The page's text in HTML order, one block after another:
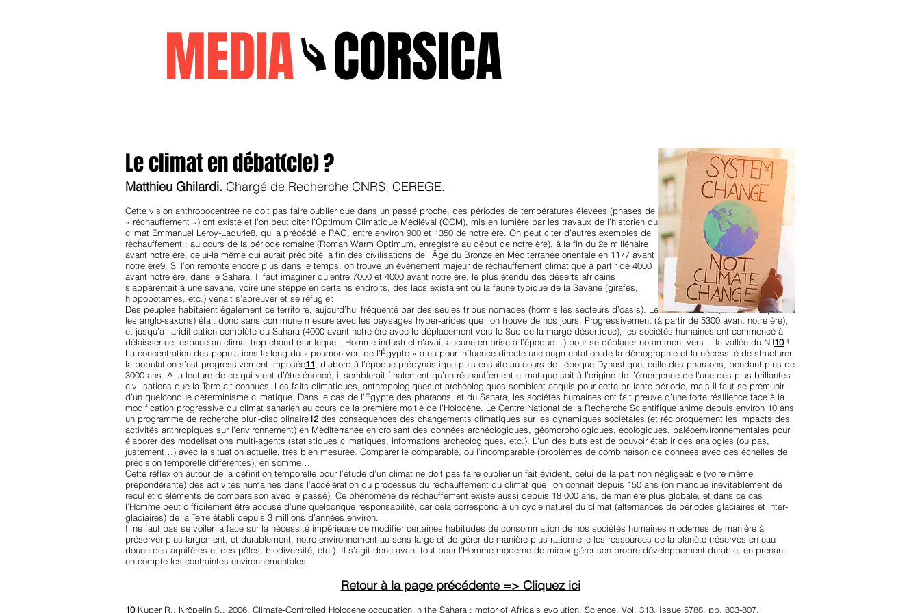
MEDIACORSICA
Le climat en débat(cle) ?
Matthieu Ghilardi. Chargé de Recherche CNRS, CEREGE.
Cette vision anthropocentrée ne doit pas faire oublier que dans un passé proche, des périodes de températures élevées (phases de
« réchauffement ») ont existé et l’on peut citer l’Optimum Climatique Médiéval (OCM), mis en lumière par les travaux de l’historien du
climat Emmanuel Leroy-Ladurie8, qui a précédé le PAG, entre environ 900 et 1350 de notre ère. On peut citer d’autres exemples de
réchauffement : au cours de la période romaine (Roman Warm Optimum, enregistré au début de notre ère), à la fin du 2e millénaire
avant notre ère, celui-là même qui aurait précipité la fin des civilisations de l’Âge du Bronze en Méditerranée orientale en 1177 avant
notre ère9. Si l’on remonte encore plus dans le temps, on trouve un évènement majeur de réchauffement climatique à partir de 4000
avant notre ère, dans le Sahara. Il faut imaginer qu’entre 7000 et 4000 avant notre ère, le plus étendu des déserts africains
s’apparentait à une savane, voire une steppe en certains endroits, des lacs existaient où la faune typique de la Savane (girafes,
hippopotames, etc.) venait s’abreuver et se réfugier.
Des peuples habitaient également ce territoire, aujourd’hui fréquenté par des seules tribus nomades (hormis les secteurs d’oasis). Le Green Sahara (comme l’appellent
les anglo-saxons) était donc sans commune mesure avec les paysages hyper-arides que l’on trouve de nos jours. Progressivement (à partir de 5300 avant notre ère),
et jusqu’à l’aridification complète du Sahara (4000 avant notre ère avec le déplacement vers le Sud de la marge désertique), les sociétés humaines ont commencé à
délaisser cet espace au climat trop chaud (sur lequel l’Homme industriel n’avait aucune emprise à l’époque…) pour se déplacer notamment vers… la vallée du Nil10!
La concentration des populations le long du « poumon vert de l’Égypte » a eu pour influence directe une augmentation de la démographie et la nécessité de structurer
la population s’est progressivement imposée11, d’abord à l’époque prédynastique puis ensuite au cours de l’époque Dynastique, celle des pharaons, pendant plus de
3000 ans. A la lecture de ce qui vient d’être énoncé, il semblerait finalement qu’un réchauffement climatique soit à l’origine de l’émergence de l’une des plus brillantes
civilisations que la Terre ait connues. Les faits climatiques, anthropologiques et archéologiques semblent acquis pour cette brillante période, mais il faut se prémunir
d’un quelconque déterminisme climatique. Dans le cas de l’Egypte des pharaons, et du Sahara, les sociétés humaines ont fait preuve d’une forte résilience face à la
modification progressive du climat saharien au cours de la première moitié de l’Holocène. Le Centre National de la Recherche Scientifique anime depuis environ 10 ans
un programme de recherche pluri-disciplinaire12des conséquences des changements climatiques sur les dynamiques sociétales (et réciproquement les impacts des
activités anthropiques sur l’environnement) en Méditerranée en croisant des données archéologiques, géomorphologiques, écologiques, paléoenvironnementales pour
élaborer des modélisations multi-agents (statistiques climatiques, informations archéologiques, etc.). L’un des buts est de pouvoir établir des analogies (ou pas,
justement…) avec la situation actuelle, très bien mesurée. Comparer le comparable, ou l’incomparable (problèmes de combinaison de données avec des échelles de
précision temporelle différentes), en somme…
Cette réflexion autour de la définition temporelle pour l’étude d’un climat ne doit pas faire oublier un fait évident, celui de la part non négligeable (voire même
prépondérante) des activités humaines dans l’accélération du processus du réchauffement du climat que l’on connait depuis 150 ans (on manque inévitablement de
recul et d’éléments de comparaison avec le passé). Ce phénomène de réchauffement existe aussi depuis 18 000 ans, de manière plus globale, et dans ce cas
l’Homme peut difficilement être accusé d’une quelconque responsabilité, car cela correspond à un cycle naturel du climat (alternances de périodes glaciaires et inter-
glaciaires) de la Terre établi depuis 3 millions d’années environ.
Il ne faut pas se voiler la face sur la nécessité impérieuse de modifier certaines habitudes de consommation de nos sociétés humaines modernes de manière à
préserver plus largement, et durablement, notre environnement au sens large et de gérer de manière plus rationnelle les ressources de la planète (réserves en eau
douce des aquifères et des pôles, biodiversité, etc.). Il s’agit donc avant tout pour l’Homme moderne de mieux gérer son propre développement durable, en prenant
en compte les contraintes environnementales.
Retour à la page précédente => Cliquez ici
10Kuper R., Kröpelin S., 2006. Climate-Controlled Holocene occupation in the Sahara : motor of Africa’s evolution. Science, Vol. 313, Issue 5788, pp. 803-807.